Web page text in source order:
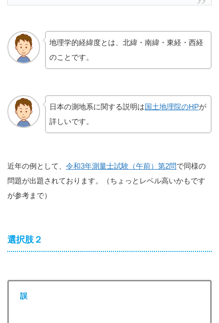
地理学的経緯度とは、北緯・南緯・東経・西経
のことです。
日本の測地系に関する説明は国土地理院のHPが
詳しいです。
近年の例として、 令和3年測量士試験（午前）第2問で同様の
問題が出題されております。（ちょっとレベル高いかもです
が参考まで）
選択肢２
誤